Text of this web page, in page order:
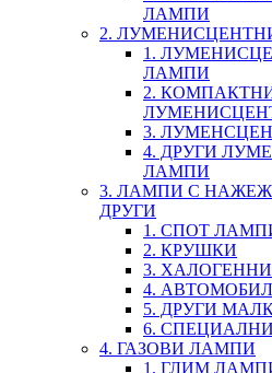
ЛАМПИ
2.
1.
ЛАМПИ
2.
3.
4. ДРУГИ
ЛАМПИ
3. ЛАМПИ С
ДРУГИ
1. СПОТ
2. КРУШКИ
3.
4.
5. ДРУГИ
6.
4. ГАЗОВИ ЛАМПИ
1. ГЛИМ